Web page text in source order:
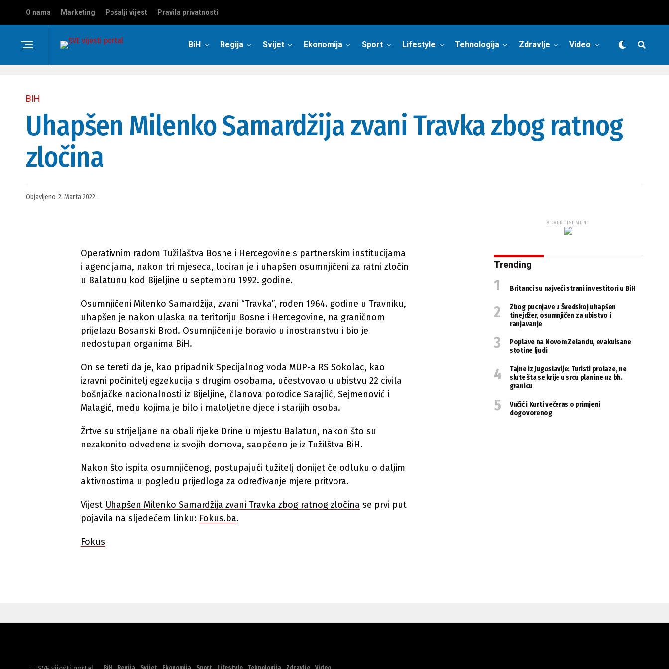
O nama Marketing Pošalji vijest Pravila privatnosti
BiH Regija Svijet Ekonomija Sport Lifestyle Tehnologija Zdravlje Video
BIH
Uhapšen Milenko Samardžija zvani Travka zbog ratnog
zločina
Objavljeno 2. Marta 2022.
Operativnim radom Tužilaštva Bosne i Hercegovine s partnerskim institucijama
i agencijama, nakon tri mjeseca, lociran je i uhapšen osumnjičeni za ratni zločin
u Balatunu kod Bijeljine u septembru 1992. godine.
Osumnjičeni Milenko Samardžija, zvani “Travka”, rođen 1964. godine u Travniku,
uhapšen je nakon ulaska na teritoriju Bosne i Hercegovine, na graničnom
prijelazu Bosanski Brod. Osumnjičeni je boravio u inostranstvu i bio je
nedostupan organima BiH.
On se tereti da je, kao pripadnik Specijalnog voda MUP-a RS Sokolac, kao
izravni počinitelj egzekucija s drugim osobama, učestvovao u ubistvu 22 civila
bošnjačke nacionalnosti iz Bijeljine, članova porodice Sarajlić, Sejmenović i
Malagić, među kojima je bilo i maloljetne djece i starijih osoba.
Žrtve su strijeljane na obali rijeke Drine u mjestu Balatun, nakon što su
nezakonito odvedene iz svojih domova, saopćeno je iz Tužilštva BiH.
Nakon što ispita osumnjičenog, postupajući tužitelj donijet će odluku o daljim
aktivnostima u pogledu prijedloga za određivanje mjere pritvora.
Vijest Uhapšen Milenko Samardžija zvani Travka zbog ratnog zločina se prvi put
pojavila na sljedećem linku: Fokus.ba.
Fokus
ADVERTISEMENT
Trending
Britanci su najveći strani investitori u BiH
Zbog pucnjave u Švedskoj uhapšen
tinejdžer, osumnjičen za ubistvo i
ranjavanje
Poplave na Novom Zelandu, evakuisane
stotine ljudi
Tajne iz Jugoslavije: Turisti prolaze, ne
slute šta se krije u srcu planine uz bh.
granicu
Vučić i Kurti večeras o primjeni
dogovorenog
BiH Regija Svijet Ekonomija Sport Lifestyle Tehnologija Zdravlje Video